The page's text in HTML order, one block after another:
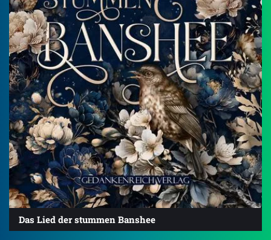
Das Lied der stummen Banshee